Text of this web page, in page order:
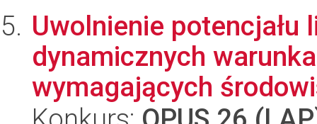
Uwolnienie
dynamicznych
wymagających